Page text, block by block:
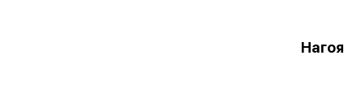
Нагоя